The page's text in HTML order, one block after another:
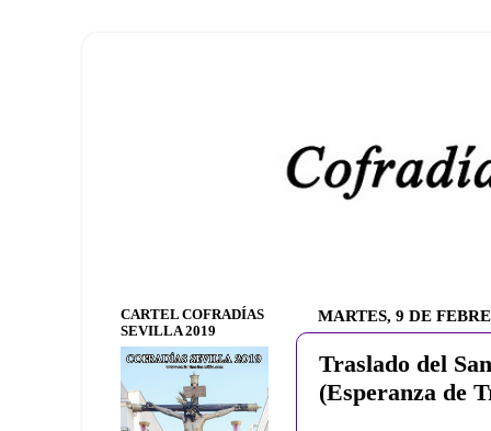
MARTES, 9 DE
Traslado del
(Esperanza de
CARTEL COFRADÍAS
SEVILLA 2019